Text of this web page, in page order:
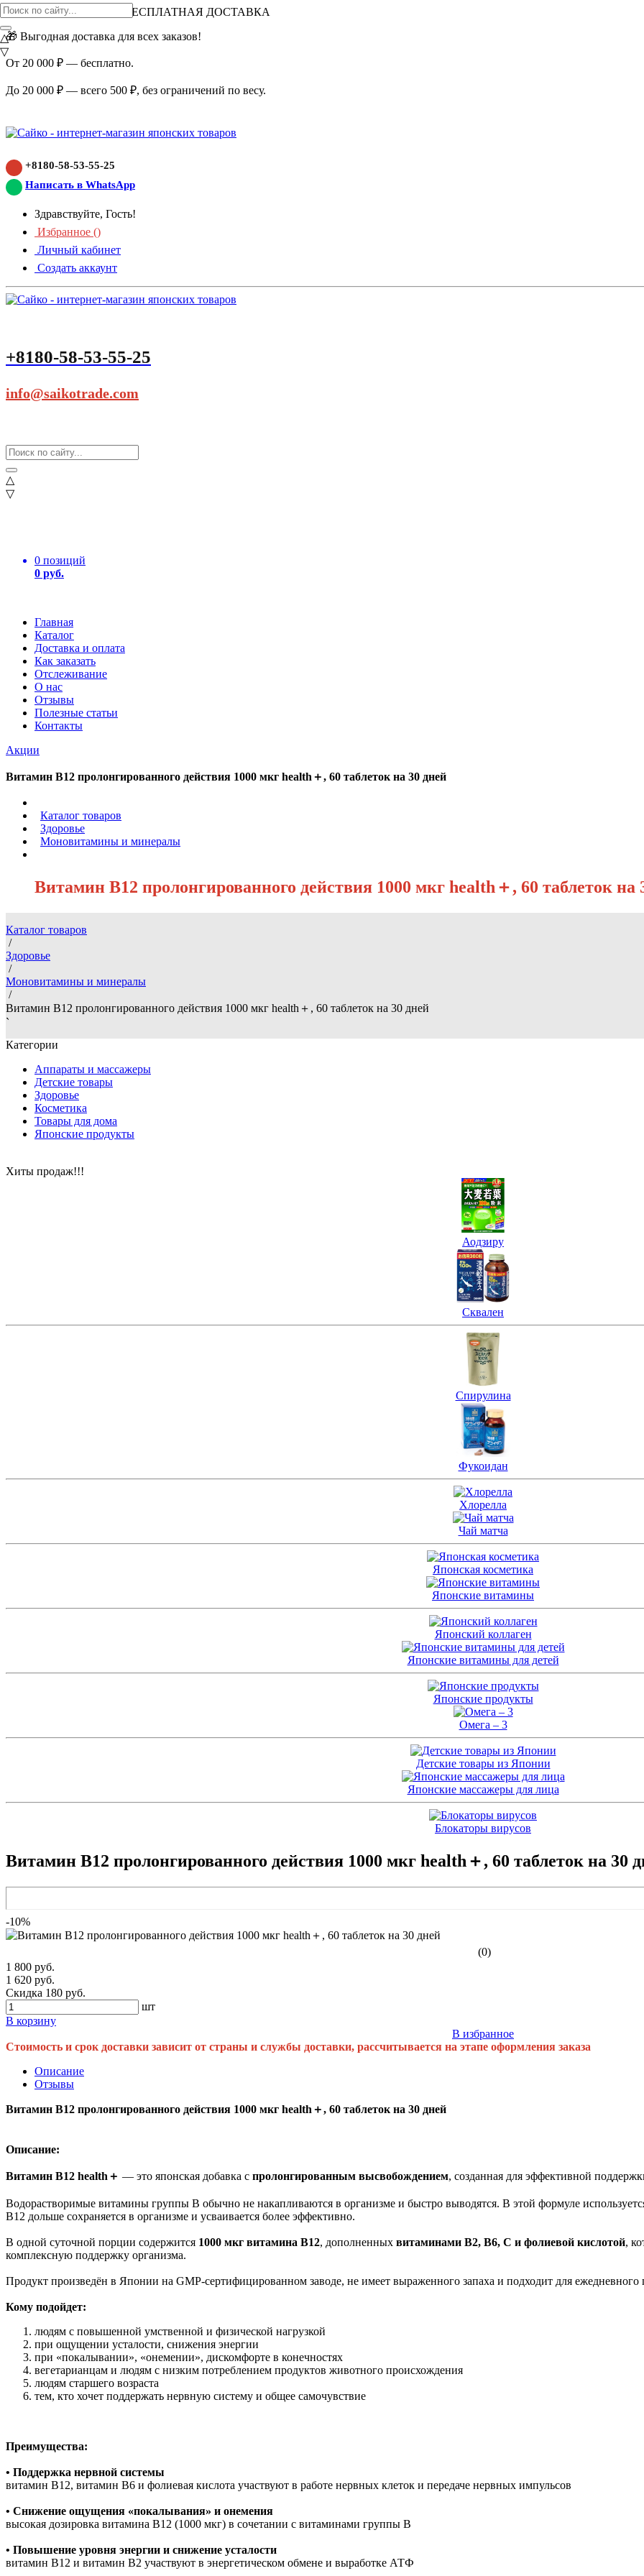
ВНИМАНИЕ АКЦИЯ!
БЕСПЛАТНАЯ ДОСТАВКА
🎁 Выгодная доставка для всех заказов!
От 20 000 ₽ — бесплатно.
До 20 000 ₽ — всего 500 ₽, без ограничений по весу.
+8180-58-53-55-25
Написать в WhatsApp
Здравствуйте, Гость!
Избранное ()
Личный кабинет
Создать аккаунт
+8180-58-53-55-25
info@saikotrade.com
△
▽
0 позиций
0 руб.
Главная
Каталог
Доставка и оплата
Как заказать
Отслеживание
О нас
Отзывы
Полезные статьи
Контакты
Акции
△
▽
Витамин B12 пролонгированного действия 1000 мкг health＋, 60 таблеток на 30 дней
Каталог товаров
Здоровье
Моновитамины и минералы
Витамин B12 пролонгированного действия 1000 мкг health＋, 60 таблеток на
Каталог товаров
/
Здоровье
/
Моновитамины и минералы
/
Витамин B12 пролонгированного действия 1000 мкг health＋, 60 таблеток на 30 дней
`
Категории
Аппараты и массажеры
Детские товары
Здоровье
Косметика
Товары для дома
Японские продукты
Хиты продаж!!!
Аодзиру
Сквален
Спирулина
Фукоидан
Хлорелла
Чай матча
Японская косметика
Японские витамины
Японский коллаген
Японские витамины для детей
Японские продукты
Омега – 3
Детские товары из Японии
Японские массажеры для лица
Блокаторы вирусов
Витамин B12 пролонгированного действия 1000 мкг health＋, 60 таблеток на 30
-10%
(0)
1 800 руб.
1 620 руб.
Скидка 180 руб.
шт
В корзину
В избранное
Стоимость и срок доставки зависит от страны и службы доставки, рассчитывается на этапе оформления заказа
Описание
Отзывы
Витамин B12 пролонгированного действия 1000 мкг health＋, 60 таблеток на 30 дней
Описание:
Витамин B12 health＋ — это японская добавка с пролонгированным высвобождением, созданная для эффективной
Водорастворимые витамины группы B обычно не накапливаются в организме и быстро выводятся. В этой формуле
B12 дольше сохраняется в организме и усваивается более эффективно.
В одной суточной порции содержится 1000 мкг витамина B12, дополненных витаминами B2, B6, C и фолиевой кислотой,
комплексную поддержку организма.
Продукт произведён в Японии на GMP-сертифицированном заводе, не имеет выраженного запаха и подходит для ежедневного
Кому подойдет:
людям с повышенной умственной и физической нагрузкой
при ощущении усталости, снижения энергии
при «покалывании», «онемении», дискомфорте в конечностях
вегетарианцам и людям с низким потреблением продуктов животного происхождения
людям старшего возраста
тем, кто хочет поддержать нервную систему и общее самочувствие
Преимущества:
• Поддержка нервной системы
витамин B12, витамин B6 и фолиевая кислота участвуют в работе нервных клеток и передаче нервных импульсов
• Снижение ощущения «покалывания» и онемения
высокая дозировка витамина B12 (1000 мкг) в сочетании с витаминами группы B
• Повышение уровня энергии и снижение усталости
витамин B12 и витамин B2 участвуют в энергетическом обмене и выработке АТФ